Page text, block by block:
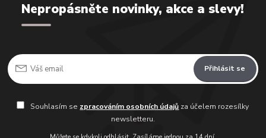
Nepropásněte novinky, akce a slevy!
Přihlásit se
Souhlasím se zpracováním osobních údajů za účelem rozesílky
newsletteru.